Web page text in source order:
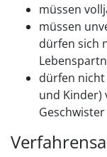
müssen
müssen
dürfen sich
dürfen
und Kinder)